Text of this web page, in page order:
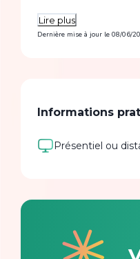
Formation
La formation à
Lire plus
Dernière mise à jour le 08/06/
Informations
Présentiel ou